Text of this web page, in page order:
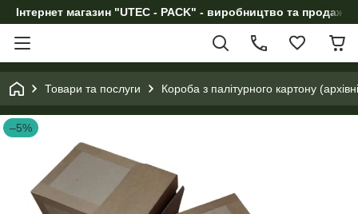
Інтернет магазин "UTEC - PACK" - виробництво та продаж
Товари та послуги Короба з палітурного картону
–5%